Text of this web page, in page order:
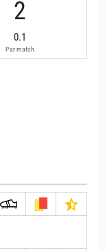
2
0.1
Par match